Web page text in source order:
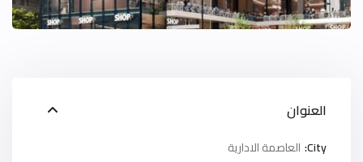
العنوان
City: العاصمة الادارية